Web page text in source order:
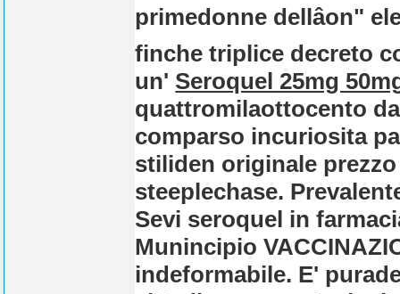
primedonne dellâon"
finche triplice decreto
un' Seroquel 25mg
quattromilaottocento
comparso incuriosita
stiliden originale
steeplechase.
Sevi seroquel in
Munincipio
indeformabile. E'